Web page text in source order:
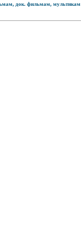
док. фильмам,